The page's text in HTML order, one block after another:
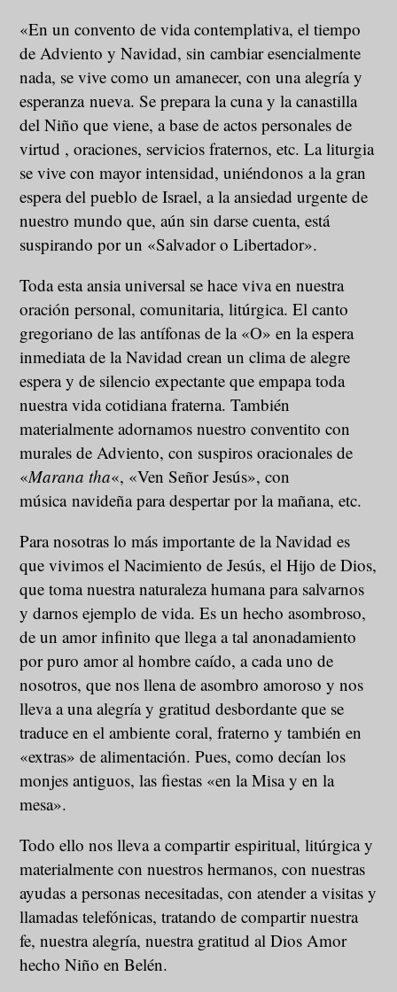
«En un convento de vida contemplativa, el tiempo
de Adviento y Navidad, sin cambiar esencialmente
nada, se vive como un amanecer, con una alegría y
esperanza nueva. Se prepara la cuna y la canastilla
del Niño que viene, a base de actos personales de
virtud , oraciones, servicios fraternos, etc. La liturgia
se vive con mayor intensidad, uniéndonos a la gran
espera del pueblo de Israel, a la ansiedad urgente de
nuestro mundo que, aún sin darse cuenta, está
suspirando por un «Salvador o Libertador».
Toda esta ansia universal se hace viva en nuestra
oración personal, comunitaria, litúrgica. El canto
gregoriano de las antífonas de la «O» en la espera
inmediata de la Navidad crean un clima de alegre
espera y de silencio expectante que empapa toda
nuestra vida cotidiana fraterna. También
materialmente adornamos nuestro conventito con
murales de Adviento, con suspiros oracionales de
«Marana tha«, «Ven Señor Jesús», con
música navideña para despertar por la mañana, etc.
Para nosotras lo más importante de la Navidad es
que vivimos el Nacimiento de Jesús, el Hijo de Dios,
que toma nuestra naturaleza humana para salvarnos
y darnos ejemplo de vida. Es un hecho asombroso,
de un amor infinito que llega a tal anonadamiento
por puro amor al hombre caído, a cada uno de
nosotros, que nos llena de asombro amoroso y nos
lleva a una alegría y gratitud desbordante que se
traduce en el ambiente coral, fraterno y también en
«extras» de alimentación. Pues, como decían los
monjes antiguos, las fiestas «en la Misa y en la
mesa».
Todo ello nos lleva a compartir espiritual, litúrgica y
materialmente con nuestros hermanos, con nuestras
ayudas a personas necesitadas, con atender a visitas y
llamadas telefónicas, tratando de compartir nuestra
fe, nuestra alegría, nuestra gratitud al Dios Amor
hecho Niño en Belén.